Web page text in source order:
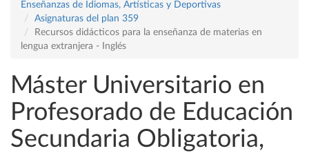
Enseñanzas de Idiomas, Artísticas y Deportivas
Asignaturas del plan 359
Recursos didácticos para la enseñanza de materias en
lengua extranjera - Inglés
Máster Universitario en
Profesorado de Educación
Secundaria Obligatoria,